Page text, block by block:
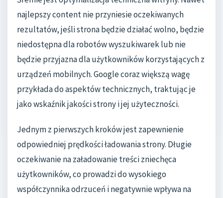
najlepszy content nie przyniesie oczekiwanych
rezultatów, jeśli strona będzie działać wolno, będzie
niedostępna dla robotów wyszukiwarek lub nie
będzie przyjazna dla użytkowników korzystających z
urządzeń mobilnych. Google coraz większą wagę
przykłada do aspektów technicznych, traktując je
jako wskaźnik jakości strony i jej użyteczności.
Jednym z pierwszych kroków jest zapewnienie
odpowiedniej prędkości ładowania strony. Długie
oczekiwanie na załadowanie treści zniechęca
użytkowników, co prowadzi do wysokiego
współczynnika odrzuceń i negatywnie wpływa na